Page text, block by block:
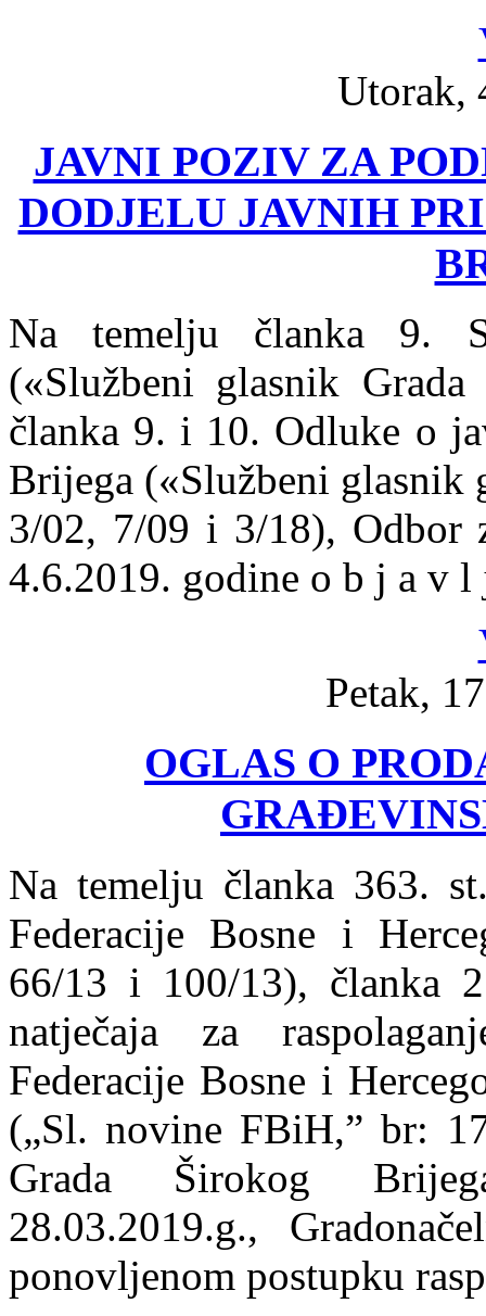
Utorak,
JAVNI POZIV ZA
DODJELU JAVNIH
Na temelju članka 9.
(«Službeni glasnik
članka 9. i 10. Odluke o
Brijega («Službeni
3/02, 7/09 i 3/18), Odbor
4.6.2019. godine o b j a v l
Petak,
OGLAS O
Na temelju članka 363.
Federacije Bosne i
66/13 i 100/13), članka
natječaja za
Federacije Bosne i
(„Sl. novine FBiH,” br:
Grada Širokog
28.03.2019.g.,
ponovljenom postupku